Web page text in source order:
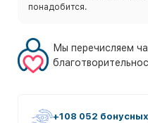
понадобится.
Мы перечисляем
+108 052